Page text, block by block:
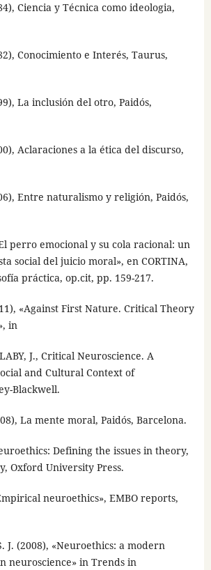
Ciencia y Técnica como ideologia,
Conocimiento e Interés, Taurus,
La inclusión del otro, Paidós,
Aclaraciones a la ética del discurso,
Entre naturalismo y religión, Paidós,
perro emocional y su cola racional: un
social del juicio moral», en CORTINA,
práctica, op.cit, pp. 159-217.
«Against First Nature. Critical Theory
in
J., Critical Neuroscience. A
and Cultural Context of
Blackwell.
La mente moral, Paidós, Barcelona.
Defining the issues in theory,
Oxford University Press.
neuroethics», EMBO reports,
J. (2008), «Neuroethics: a modern
neuroscience» in Trends in